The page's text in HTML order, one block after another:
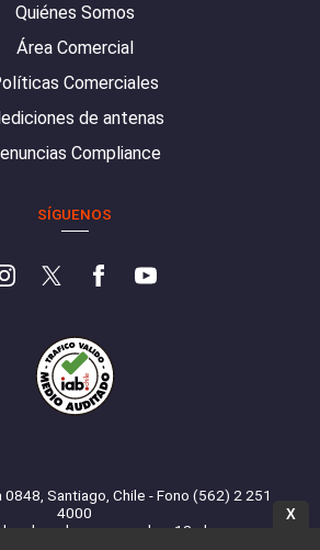
Quiénes Somos
Área Comercial
Comerciales
de antenas
Compliance
SÍGUENOS
Santiago, Chile - Fono (562) 2 251
4000
derechos reservados. 13.cl
X